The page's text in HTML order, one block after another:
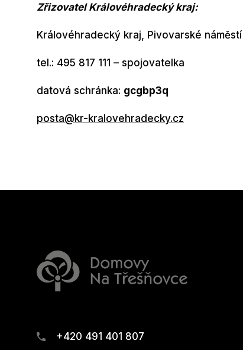
Zřizovatel Královéhradecký kraj:
Královéhradecký kraj, Pivovarské
tel.: 495 817 111 – spojovatelka
datová schránka: gcgbp3q
posta@kr-kralovehradecky.cz
+420 491 401 807